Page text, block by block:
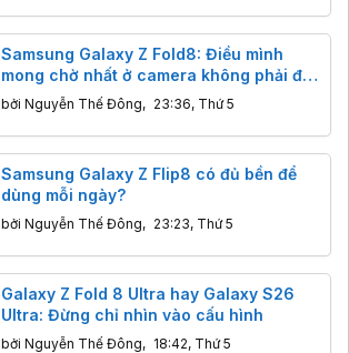
Samsung Galaxy Z Fold8: Điều mình
mong chờ nhất ở camera không phải độ
phân giải
bởi Nguyễn Thế Đông, 23:36, Thứ 5
Samsung Galaxy Z Flip8 có đủ bền để
dùng mỗi ngày?
bởi Nguyễn Thế Đông, 23:23, Thứ 5
Galaxy Z Fold 8 Ultra hay Galaxy S26
Ultra: Đừng chỉ nhìn vào cấu hình
bởi Nguyễn Thế Đông, 18:42, Thứ 5